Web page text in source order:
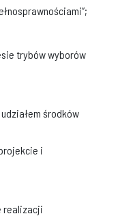
trybów wyborów
środków
i
realizacji